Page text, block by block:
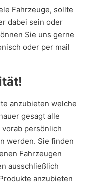
Fahrzeuge, sollte
dabei sein oder
Sie uns gerne
oder per mail
anzubieten welche
gesagt alle
persönlich
werden. Sie finden
Fahrzeugen
ausschließlich
anzubieten